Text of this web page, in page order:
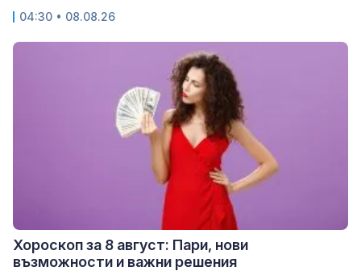
04:30 • 08.08.26
Хороскоп за 8 август: Пари, нови
възможности и важни решения